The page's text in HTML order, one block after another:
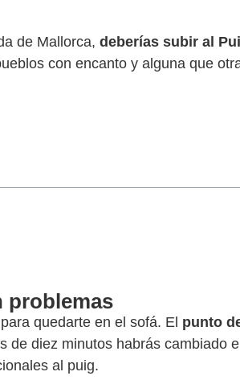
de Mallorca, deberías subir al
con encanto y alguna que
problemas
quedarte en el sofá. El punto
de diez minutos habrás cambiado
al puig.